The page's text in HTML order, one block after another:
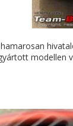
modellen